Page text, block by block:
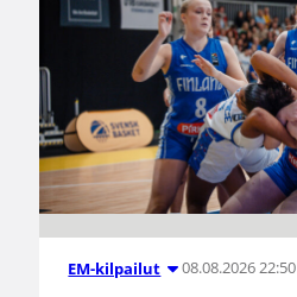
EM-kilpailut 08.08.2026 22:50